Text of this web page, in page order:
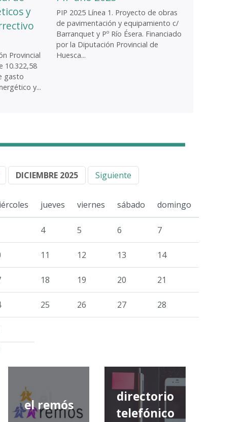
y
Provincial
10.322,58
gasto
y...
PIP 2025 Línea 1. Proyecto de obras
de pavimentación y equipamiento c/
Barranquet y Pº Río Ésera. Financiado
por la Diputación Provincial de
Huesca...
DICIEMBRE 2025 Siguiente
jueves viernes sábado domingo
4 5 6 7
11 12 13 14
18 19 20 21
25 26 27 28
el remós
directorio
telefónico